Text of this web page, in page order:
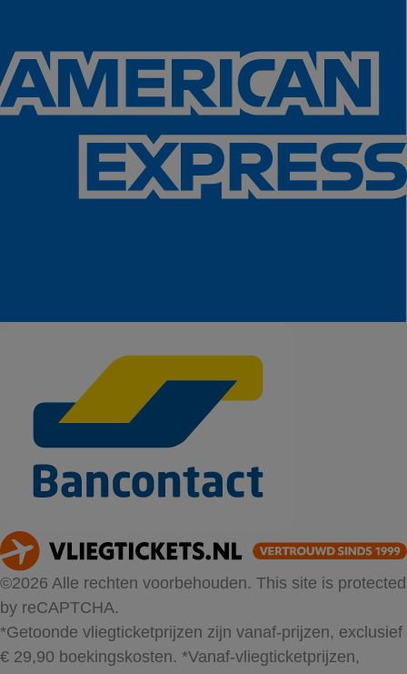
©2026 Alle rechten voorbehouden. This site is protected
by reCAPTCHA.
*Getoonde vliegticketprijzen zijn vanaf-prijzen, exclusief
€ 29,90 boekingskosten. *Vanaf-vliegticketprijzen,